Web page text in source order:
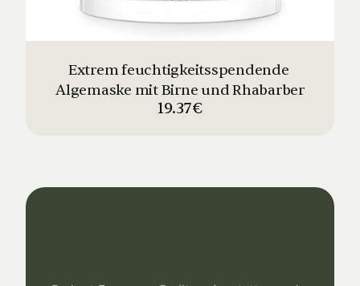
Extrem feuchtigkeitsspendende
Algemaske mit Birne und Rhabarber
19.37€